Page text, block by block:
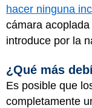
hacer ninguna
cámara
introduce por la
¿Qué más
Es posible que
completamente